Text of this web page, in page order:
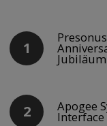
Jubiläum
Apogee